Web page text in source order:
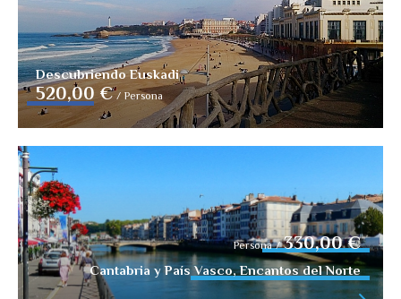
Descubriendo Euskadi
520,00 € / Persona
Persona / 330,00 €
Cantabria y País Vasco, Encantos del Norte